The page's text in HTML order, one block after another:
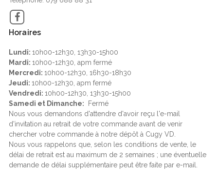
Horaires
Lundi: 10h00-12h30, 13h30-15h00
Mardi: 10h00-12h30, apm fermé
Mercredi: 10h00-12h30, 16h30-18h30
Jeudi: 10h00-12h30, apm fermé
Vendredi: 10h00-12h30, 13h30-15h00
Samedi et Dimanche: Fermé
Nous vous demandons d'attendre d'avoir reçu l'e-mail
d'invitation au retrait de votre commande avant de venir
chercher votre commande à notre dépôt à Cugy VD.
Nous vous rappelons que, selon les conditions de vente, le
délai de retrait est au maximum de 2 semaines ; une éventuelle
demande de délai supplémentaire peut être faite par e-mail.